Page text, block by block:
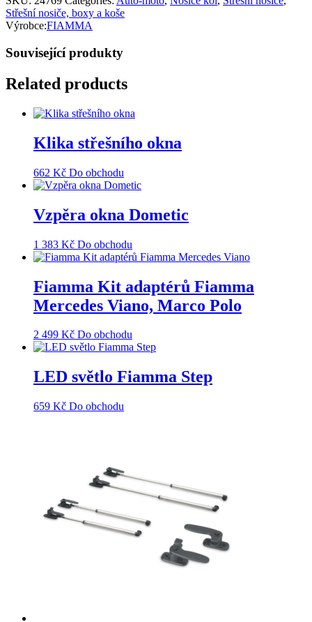
Střešní nosiče, boxy a koše
Výrobce:FIAMMA
Související produkty
Related products
Klika střešního okna
662 Kč Do obchodu
Vzpěra okna Dometic
1 383 Kč Do obchodu
Fiamma Kit adaptérů Fiamma
Mercedes Viano, Marco Polo
2 499 Kč Do obchodu
LED světlo Fiamma Step
659 Kč Do obchodu